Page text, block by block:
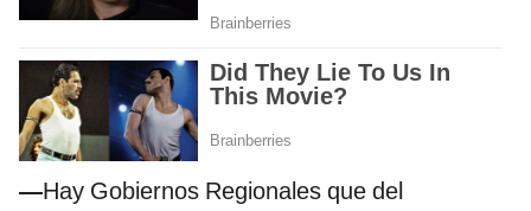
—Hay Gobiernos Regionales que del